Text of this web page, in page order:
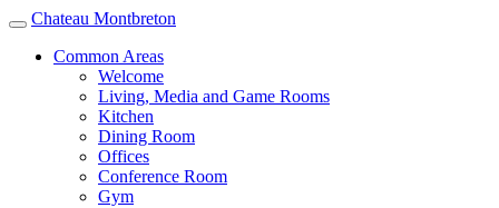
Toggle
navigation
Chateau Montbreton
Common Areas
Welcome
Living, Media and Game Rooms
Kitchen
Dining Room
Offices
Conference Room
Gym